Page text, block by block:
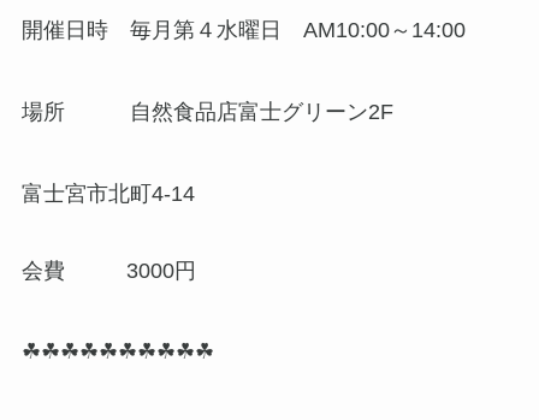
開催日時 毎月第４水曜日 AM10:00～14:00
場所 自然食品店富士グリーン2F
富士宮市北町4-14
会費 3000円
☘☘☘☘☘☘☘☘☘☘